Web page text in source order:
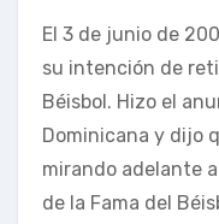
El 3 de junio de
su intención de
Béisbol. Hizo el
Dominicana y dijo
mirando adelante
de la Fama del